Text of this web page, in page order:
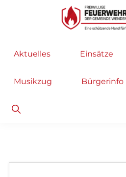
Hauptnavigation
Feuerwehr
helfen
selbstverständlich!
Aktuelles Einsätze
Musikzug Bürgerinfo
Show
Search